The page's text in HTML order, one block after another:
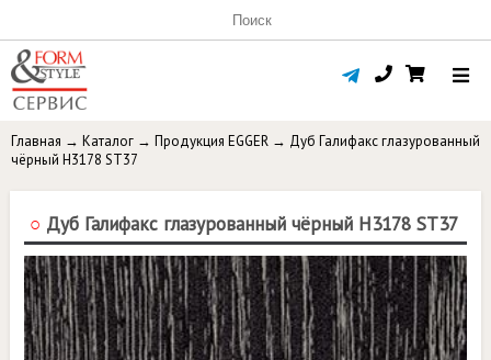
Главная → Каталог → Продукция EGGER → Дуб Галифакс глазурованный
чёрный H3178 ST37
○ Дуб Галифакс глазурованный чёрный H3178 ST37